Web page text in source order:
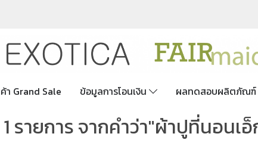
า Grand Sale ข้อมูลการโอนเงิน ผลทดสอบผลิตภัณฑ์
รายการ จากคำว่า"ผ้าปูที่นอนเ